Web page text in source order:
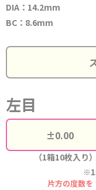
DIA：14.2mm
BC：8.6mm
左目
（1箱10枚入り）
※1
片方の度数を